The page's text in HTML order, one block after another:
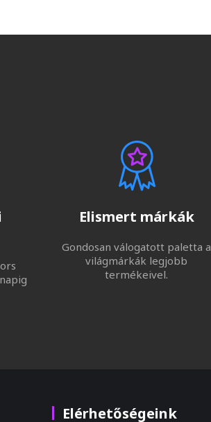
Elismert márkák
Gondosan válogatott paletta a
világmárkák legjobb
termékeivel.
Elérhetőségeink